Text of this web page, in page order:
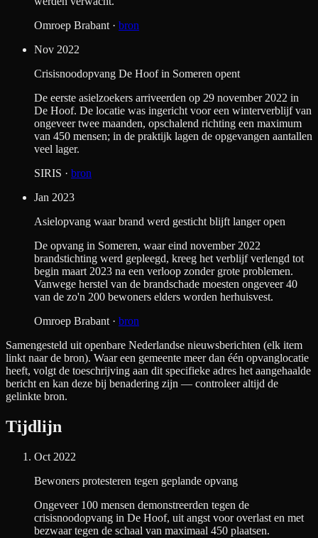
Omroep Brabant · bron
Nov 2022
Crisisnoodopvang De Hoof in Someren opent
De eerste asielzoekers arriveerden op 29 november 2022 in
De Hoof. De locatie was ingericht voor een winterverblijf van
ongeveer twee maanden, opschalend richting een maximum
van 450 mensen; in de praktijk lagen de opgevangen aantallen
veel lager.
SIRIS · bron
Jan 2023
Asielopvang waar brand werd gesticht blijft langer open
De opvang in Someren, waar eind november 2022
brandstichting werd gepleegd, kreeg het verblijf verlengd tot
begin maart 2023 na een verloop zonder grote problemen.
Vanwege herstel van de brandschade moesten ongeveer 40
van de zo'n 200 bewoners elders worden herhuisvest.
Omroep Brabant · bron
Samengesteld uit openbare Nederlandse nieuwsberichten (elk item
linkt naar de bron). Waar een gemeente meer dan één opvanglocatie
heeft, volgt de toeschrijving aan dit specifieke adres het aangehaalde
bericht en kan deze bij benadering zijn — controleer altijd de
gelinkte bron.
Tijdlijn
Oct 2022
Bewoners protesteren tegen geplande opvang
Ongeveer 100 mensen demonstreerden tegen de
crisisnoodopvang in De Hoof, uit angst voor overlast en met
bezwaar tegen de schaal van maximaal 450 plaatsen.